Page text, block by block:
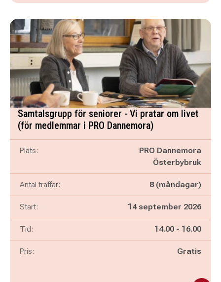
Samtalsgrupp för seniorer - Vi pratar om livet
(för medlemmar i PRO Dannemora)
Plats:
PRO Dannemora
Österbybruk
Antal träffar: 8 (måndagar)
Start: 14 september 2026
Tid: Pågår mellan
14.00 - och
16.00
Pris: Gratis